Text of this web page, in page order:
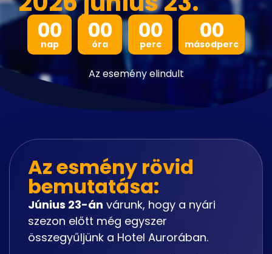
00
nap
00
óra
00
perc
00
másodperc
Az esemény elindult
Az esmény rövid
bemutatása:
Június 23-án várunk, hogy a nyári
szezon előtt még egyszer
összegyűljünk a Hotel Aurorában.